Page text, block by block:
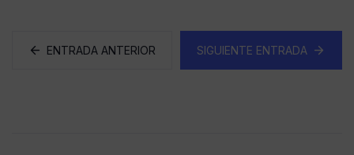
ENTRADA ANTERIOR SIGUIENTE ENTRADA